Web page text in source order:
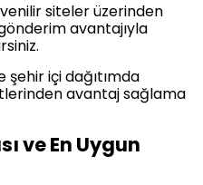
siteler üzerinden
avantajıyla
içi dağıtımda
avantaj sağlama
ve En Uygun